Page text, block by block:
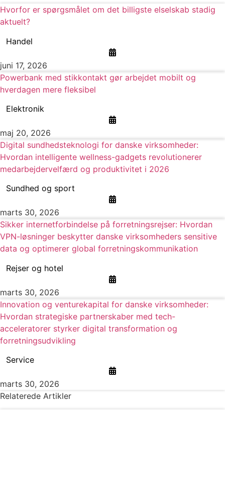
Hvorfor er spørgsmålet om det billigste elselskab stadig
aktuelt?
Handel
juni 17, 2026
Powerbank med stikkontakt gør arbejdet mobilt og
hverdagen mere fleksibel
Elektronik
maj 20, 2026
Digital sundhedsteknologi for danske virksomheder:
Hvordan intelligente wellness-gadgets revolutionerer
medarbejdervelfærd og produktivitet i 2026
Sundhed og sport
marts 30, 2026
Sikker internetforbindelse på forretningsrejser: Hvordan
VPN-løsninger beskytter danske virksomheders sensitive
data og optimerer global forretningskommunikation
Rejser og hotel
marts 30, 2026
Innovation og venturekapital for danske virksomheder:
Hvordan strategiske partnerskaber med tech-
acceleratorer styrker digital transformation og
forretningsudvikling
Service
marts 30, 2026
Relaterede Artikler